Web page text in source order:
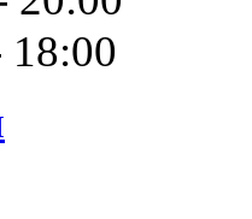
18:00